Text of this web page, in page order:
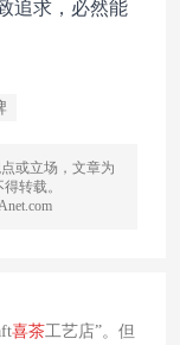
追求，必然能
或立场，文章为
转载。
喜茶工艺店”。但